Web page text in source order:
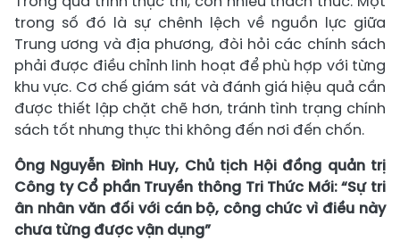
trong số đó là sự chênh lệch về nguồn lực giữa
Trung ương và địa phương, đòi hỏi các chính sách
phải được điều chỉnh linh hoạt để phù hợp với từng
khu vực. Cơ chế giám sát và đánh giá hiệu quả cần
được thiết lập chặt chẽ hơn, tránh tình trạng chính
sách tốt nhưng thực thi không đến nơi đến chốn.
Ông Nguyễn Đình Huy, Chủ tịch Hội đồng quản trị
Công ty Cổ phần Truyền thông Tri Thức Mới: “Sự tri
ân nhân văn đối với cán bộ, công chức vì điều này
chưa từng được vận dụng”